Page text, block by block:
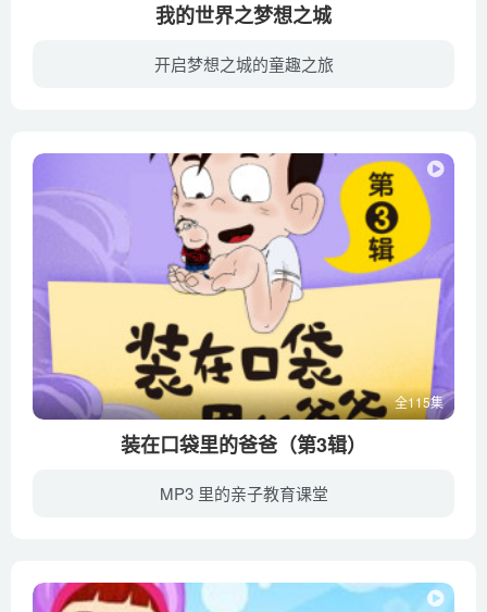
我的世界之梦想之城
开启梦想之城的童趣之旅
全115集
装在口袋里的爸爸（第3辑）
MP3 里的亲子教育课堂